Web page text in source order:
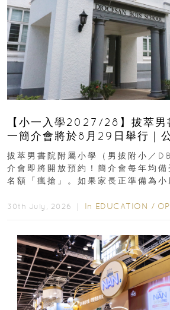
【小一入學2027/28】拔萃男
一簡介會將於8月29日舉行｜
｜更設有網上重溫
拔萃男書院附屬小學（男拔附小／
介會即將開放預約！簡介會每年均
名額「瘋搶」。如果家長正準備為
30th July, 2026 ｜ In EDUCATION /